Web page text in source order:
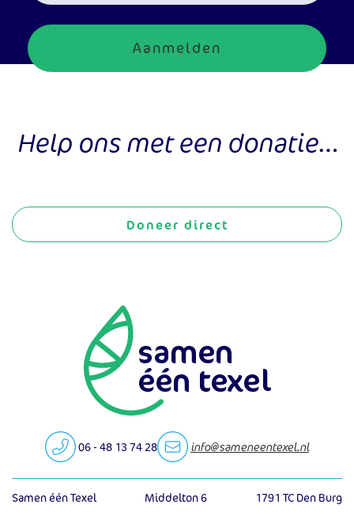
Aanmelden
Help ons met een donatie…
Doneer direct
06 - 48 13 74 28 info@sameneentexel.nl
Samen één Texel Middelton 6 1791 TC Den Burg